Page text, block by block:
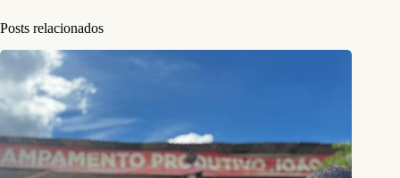
Posts relacionados